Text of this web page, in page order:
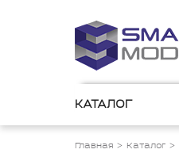
КАТАЛОГ
Главная Каталог